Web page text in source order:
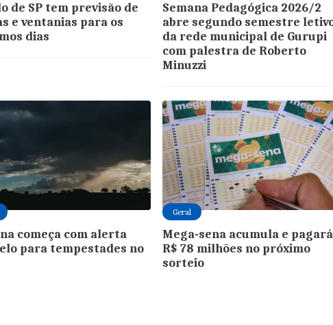
de SP tem previsão de
e ventanias para os
dias
Semana Pedagógica 2026/2
abre segundo semestre
da rede municipal de Gurupi
com palestra de Roberto
Minuzzi
começa com alerta
para tempestades no
Geral
Mega-sena acumula e pagará
R$ 78 milhões no próximo
sorteio